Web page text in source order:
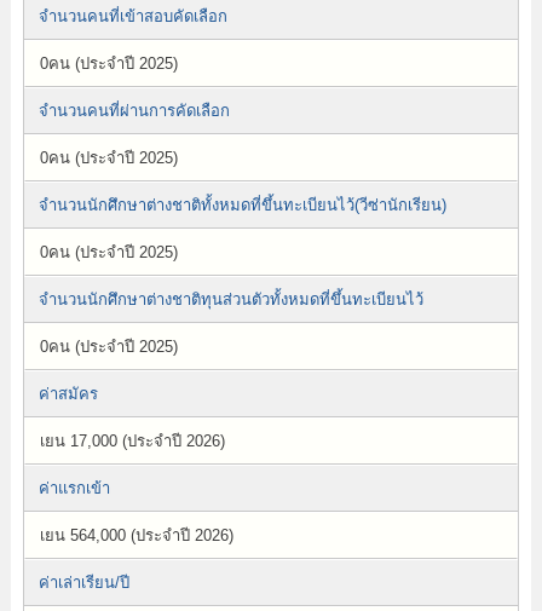
จำนวนคนที่เข้าสอบคัดเลือก
0คน (ประจำปี 2025)
จำนวนคนที่ผ่านการคัดเลือก
0คน (ประจำปี 2025)
จำนวนนักศึกษาต่างชาติทั้งหมดที่ขึ้นทะเบียนไว้(วีซ่านักเรียน)
0คน (ประจำปี 2025)
จำนวนนักศึกษาต่างชาติทุนส่วนตัวทั้งหมดที่ขึ้นทะเบียนไว้
0คน (ประจำปี 2025)
ค่าสมัคร
เยน 17,000 (ประจำปี 2026)
ค่าแรกเข้า
เยน 564,000 (ประจำปี 2026)
ค่าเล่าเรียน/ปี